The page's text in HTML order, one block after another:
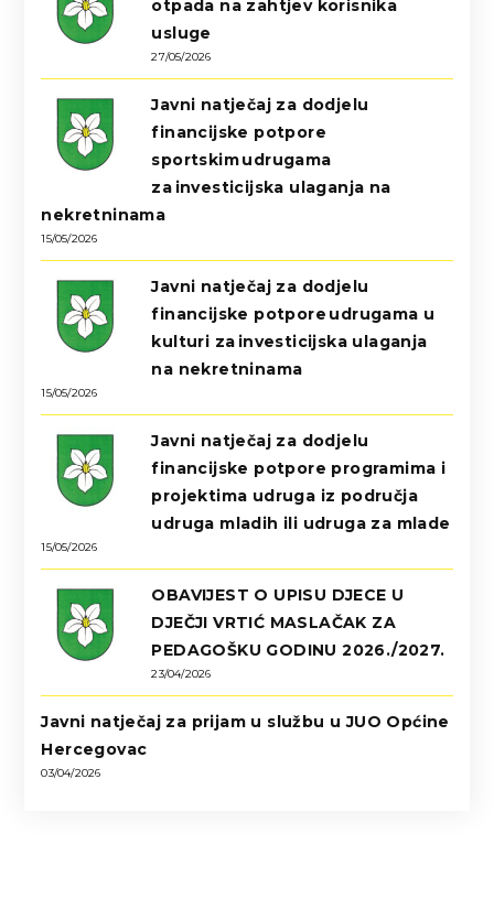
otpada na zahtjev korisnika
usluge
27/05/2026
Javni natječaj za dodjelu
financijske potpore
sportskim udrugama
za investicijska ulaganja na
nekretninama
15/05/2026
Javni natječaj za dodjelu
financijske potpore udrugama u
kulturi za investicijska ulaganja
na nekretninama
15/05/2026
Javni natječaj za dodjelu
financijske potpore programima i
projektima udruga iz područja
udruga mladih ili udruga za mlade
15/05/2026
OBAVIJEST O UPISU DJECE U
DJEČJI VRTIĆ MASLAČAK ZA
PEDAGOŠKU GODINU 2026./2027.
23/04/2026
Javni natječaj za prijam u službu u JUO Općine
Hercegovac
03/04/2026